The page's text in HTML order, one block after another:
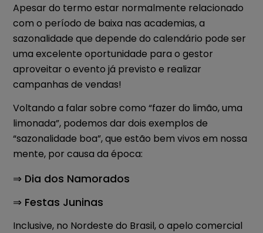
Apesar do termo estar normalmente relacionado
com o período de baixa nas academias, a
sazonalidade que depende do calendário pode ser
uma excelente oportunidade para o gestor
aproveitar o evento já previsto e realizar
campanhas de vendas!
Voltando a falar sobre como “fazer do limão, uma
limonada”, podemos dar dois exemplos de
“sazonalidade boa”, que estão bem vivos em nossa
mente, por causa da época:
⇒ Dia dos Namorados
⇒ Festas Juninas
Inclusive, no Nordeste do Brasil, o apelo comercial